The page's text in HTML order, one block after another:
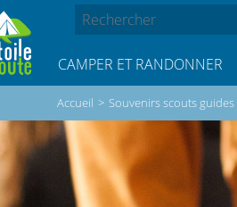
CAMPER ET RANDONNER
Accueil > Souvenirs scouts guides